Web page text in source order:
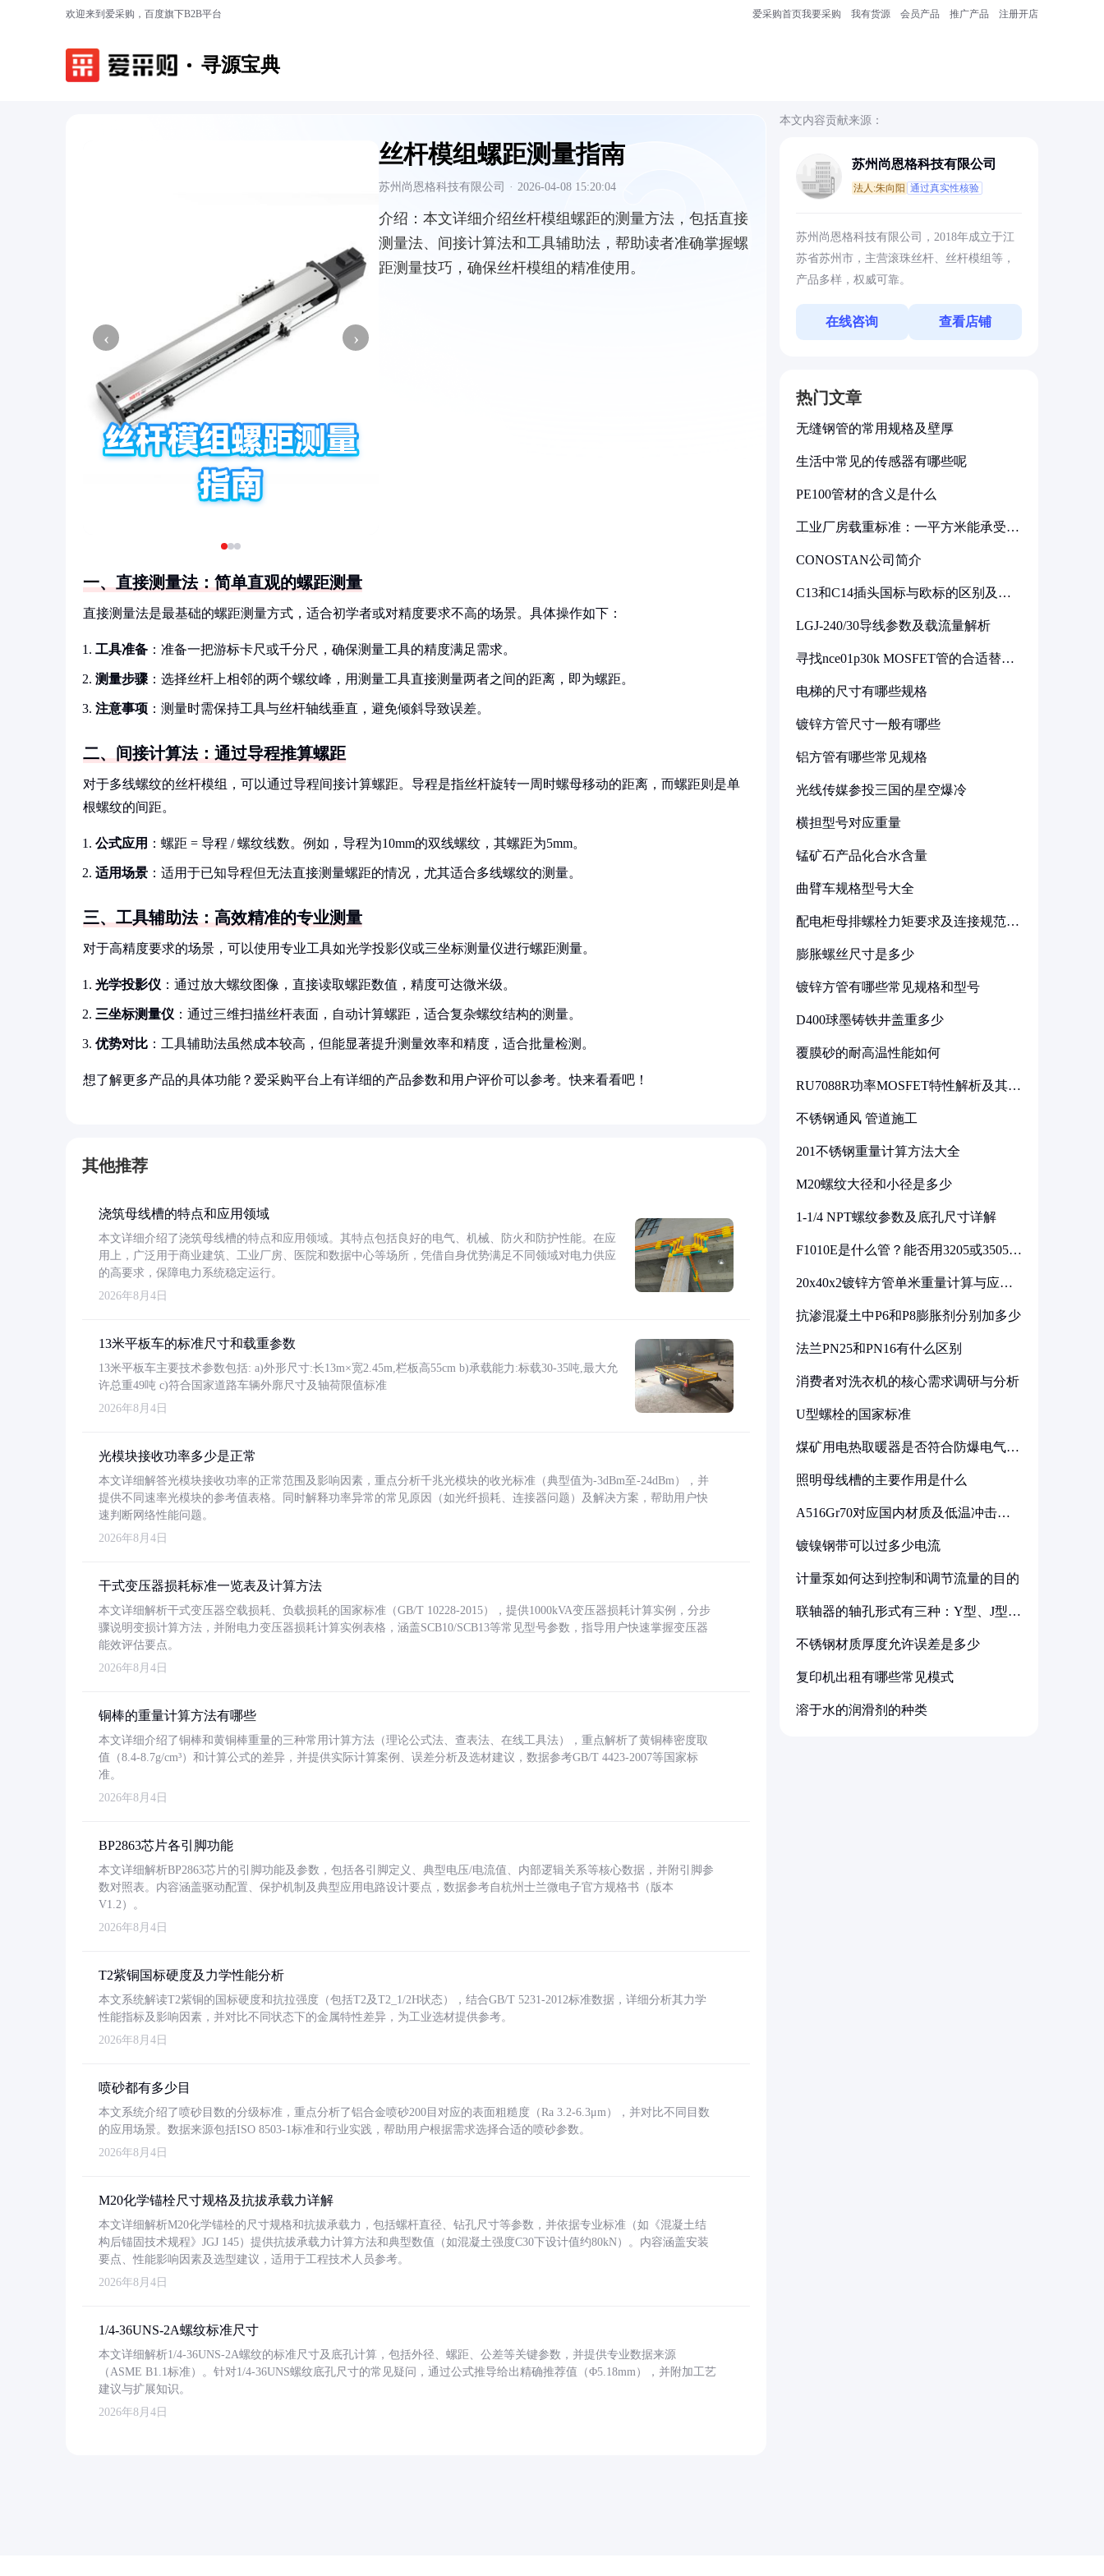
欢迎来到爱采购，百度旗下B2B平台 爱采购首页我要采购 我有货源 会员产品 推广产品 注册开店
寻源宝典
‹ ›
丝杆模组螺距测量指南
苏州尚恩格科技有限公司 · 2026-04-08 15:20:04
介绍： 本文详细介绍丝杆模组螺距的测量方法，包括直接
测量法、间接计算法和工具辅助法，帮助读者准确掌握螺
距测量技巧，确保丝杆模组的精准使用。
一、直接测量法：简单直观的螺距测量
直接测量法是最基础的螺距测量方式，适合初学者或对精度要求不高的场景。具体操作如下：
工具准备 ：准备一把游标卡尺或千分尺，确保测量工具的精度满足需求。
测量步骤 ：选择丝杆上相邻的两个螺纹峰，用测量工具直接测量两者之间的距离，即为螺距。
注意事项 ：测量时需保持工具与丝杆轴线垂直，避免倾斜导致误差。
二、间接计算法：通过导程推算螺距
对于多线螺纹的丝杆模组，可以通过导程间接计算螺距。导程是指丝杆旋转一周时螺母移动的距离，而螺距则是单
根螺纹的间距。
公式应用 ：螺距 = 导程 / 螺纹线数。例如，导程为10mm的双线螺纹，其螺距为5mm。
适用场景 ：适用于已知导程但无法直接测量螺距的情况，尤其适合多线螺纹的测量。
三、工具辅助法：高效精准的专业测量
对于高精度要求的场景，可以使用专业工具如光学投影仪或三坐标测量仪进行螺距测量。
光学投影仪 ：通过放大螺纹图像，直接读取螺距数值，精度可达微米级。
三坐标测量仪 ：通过三维扫描丝杆表面，自动计算螺距，适合复杂螺纹结构的测量。
优势对比 ：工具辅助法虽然成本较高，但能显著提升测量效率和精度，适合批量检测。
想了解更多产品的具体功能？爱采购平台上有详细的产品参数和用户评价可以参考。快来看看吧！
其他推荐
浇筑母线槽的特点和应用领域
本文详细介绍了浇筑母线槽的特点和应用领域。其特点包括良好的电气、机械、防火和防护性能。在应
用上，广泛用于商业建筑、工业厂房、医院和数据中心等场所，凭借自身优势满足不同领域对电力供应
的高要求，保障电力系统稳定运行。
2026年8月4日
13米平板车的标准尺寸和载重参数
13米平板车主要技术参数包括: a)外形尺寸:长13m×宽2.45m,栏板高55cm b)承载能力:标载30-35吨,最大允
许总重49吨 c)符合国家道路车辆外廓尺寸及轴荷限值标准
2026年8月4日
光模块接收功率多少是正常
本文详细解答光模块接收功率的正常范围及影响因素，重点分析千兆光模块的收光标准（典型值为-3dBm至-24dBm），并
提供不同速率光模块的参考值表格。同时解释功率异常的常见原因（如光纤损耗、连接器问题）及解决方案，帮助用户快
速判断网络性能问题。
2026年8月4日
干式变压器损耗标准一览表及计算方法
本文详细解析干式变压器空载损耗、负载损耗的国家标准（GB/T 10228-2015），提供1000kVA变压器损耗计算实例，分步
骤说明变损计算方法，并附电力变压器损耗计算实例表格，涵盖SCB10/SCB13等常见型号参数，指导用户快速掌握变压器
能效评估要点。
2026年8月4日
铜棒的重量计算方法有哪些
本文详细介绍了铜棒和黄铜棒重量的三种常用计算方法（理论公式法、查表法、在线工具法），重点解析了黄铜棒密度取
值（8.4-8.7g/cm³）和计算公式的差异，并提供实际计算案例、误差分析及选材建议，数据参考GB/T 4423-2007等国家标
准。
2026年8月4日
BP2863芯片各引脚功能
本文详细解析BP2863芯片的引脚功能及参数，包括各引脚定义、典型电压/电流值、内部逻辑关系等核心数据，并附引脚参
数对照表。内容涵盖驱动配置、保护机制及典型应用电路设计要点，数据参考自杭州士兰微电子官方规格书（版本
V1.2）。
2026年8月4日
T2紫铜国标硬度及力学性能分析
本文系统解读T2紫铜的国标硬度和抗拉强度（包括T2及T2_1/2H状态），结合GB/T 5231-2012标准数据，详细分析其力学
性能指标及影响因素，并对比不同状态下的金属特性差异，为工业选材提供参考。
2026年8月4日
喷砂都有多少目
本文系统介绍了喷砂目数的分级标准，重点分析了铝合金喷砂200目对应的表面粗糙度（Ra 3.2-6.3μm），并对比不同目数
的应用场景。数据来源包括ISO 8503-1标准和行业实践，帮助用户根据需求选择合适的喷砂参数。
2026年8月4日
M20化学锚栓尺寸规格及抗拔承载力详解
本文详细解析M20化学锚栓的尺寸规格和抗拔承载力，包括螺杆直径、钻孔尺寸等参数，并依据专业标准（如《混凝土结
构后锚固技术规程》JGJ 145）提供抗拔承载力计算方法和典型数值（如混凝土强度C30下设计值约80kN）。内容涵盖安装
要点、性能影响因素及选型建议，适用于工程技术人员参考。
2026年8月4日
1/4-36UNS-2A螺纹标准尺寸
本文详细解析1/4-36UNS-2A螺纹的标准尺寸及底孔计算，包括外径、螺距、公差等关键参数，并提供专业数据来源
（ASME B1.1标准）。针对1/4-36UNS螺纹底孔尺寸的常见疑问，通过公式推导给出精确推荐值（Φ5.18mm），并附加工艺
建议与扩展知识。
2026年8月4日
本文内容贡献来源：
苏州尚恩格科技有限公司
法人:朱向阳 通过真实性核验
苏州尚恩格科技有限公司，2018年成立于江
苏省苏州市，主营滚珠丝杆、丝杆模组等，
产品多样，权威可靠。
在线咨询 查看店铺
热门文章
无缝钢管的常用规格及壁厚
生活中常见的传感器有哪些呢
PE100管材的含义是什么
工业厂房载重标准：一平方米能承受多
CONOSTAN公司简介
C13和C14插头国标与欧标的区别及其
LGJ-240/30导线参数及载流量解析
寻找nce01p30k MOSFET管的合适替代
电梯的尺寸有哪些规格
镀锌方管尺寸一般有哪些
铝方管有哪些常见规格
光线传媒参投三国的星空爆冷
横担型号对应重量
锰矿石产品化合水含量
曲臂车规格型号大全
配电柜母排螺栓力矩要求及连接规范详
膨胀螺丝尺寸是多少
镀锌方管有哪些常见规格和型号
D400球墨铸铁井盖重多少
覆膜砂的耐高温性能如何
RU7088R功率MOSFET特性解析及其在
不锈钢通风 管道施工
201不锈钢重量计算方法大全
M20螺纹大径和小径是多少
1-1/4 NPT螺纹参数及底孔尺寸详解
F1010E是什么管？能否用3205或3505代
20x40x2镀锌方管单米重量计算与应用
抗渗混凝土中P6和P8膨胀剂分别加多少
法兰PN25和PN16有什么区别
消费者对洗衣机的核心需求调研与分析
U型螺栓的国家标准
煤矿用电热取暖器是否符合防爆电气设
照明母线槽的主要作用是什么
A516Gr70对应国内材质及低温冲击要
镀镍钢带可以过多少电流
计量泵如何达到控制和调节流量的目的
联轴器的轴孔形式有三种：Y型、J型、
不锈钢材质厚度允许误差是多少
复印机出租有哪些常见模式
溶于水的润滑剂的种类